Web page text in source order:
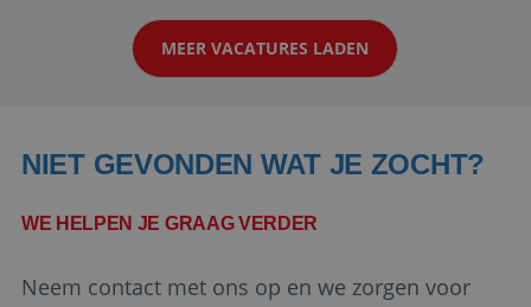
klanten te overtuigen om die droomreis te
boeken! ...
MEER VACATURES LADEN
NIET GEVONDEN WAT JE ZOCHT?
WE HELPEN JE GRAAG VERDER
Neem contact met ons op en we zorgen voor
Google Privacy Policy